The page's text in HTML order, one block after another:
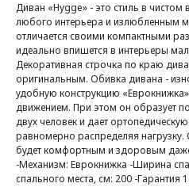
Диван «Hygge» - это стиль в чистом
любого интерьера и излюбленным
отличается своими компактными
идеально впишется в интерьеры
Декоративная строчка по краю
оригинальным. Обивка дивана -
удобную конструкцию
движением. При этом он образует
двух человек и дает
равномерно распределяя
будет комфортным и здоровым
-Механизм: Еврокнижка -Ширина
спального места, см: 200 -Гарантия